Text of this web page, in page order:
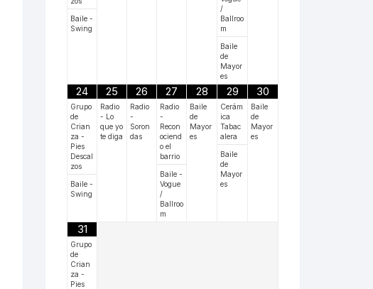
Baile -
Swing
/
Ballroo
m
Baile
de
Mayor
es
24
Grupo
de
Crian
za -
Pies
Descal
zos
Baile -
Swing
25
Radio
- Lo
que yo
te diga
26
Radio
-
Soron
das
27
Radio
-
Recon
ociend
o el
barrio
Baile -
Vogue
/
Ballroo
m
28
Baile
de
Mayor
es
29
Cerám
ica
Tabac
alera
Baile
de
Mayor
es
30
Baile
de
Mayor
es
31
Grupo
de
Crian
za -
Pies